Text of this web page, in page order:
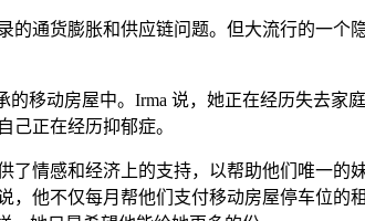
通货膨胀和供应链问题。但大流行的一
的移动房屋中。Irma 说，她正在经历失去
己正在经历抑郁症。
情感和经济上的支持，以帮助他们唯一的
他不仅每月帮他们支付移动房屋停车位